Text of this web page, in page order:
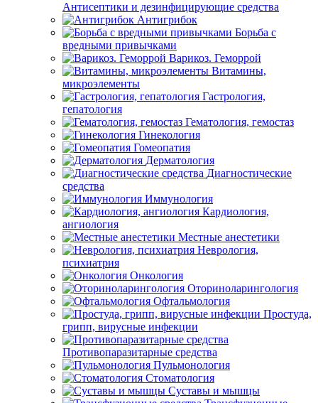
Антисептики и дезинфицирующие средства
Антигрибок
Борьба с
вредными привычками
Варикоз. Геморрой
Витамины,
микроэлементы
Гастрология,
гепатология
Гематология, гемостаз
Гинекология
Гомеопатия
Дерматология
Диагностические
средства
Иммунология
Кардиология,
ангиология
Местные анестетики
Неврология,
психиатрия
Онкология
Оториноларингология
Офтальмология
Простуда,
грипп, вирусные инфекции
Противопаразитарные средства
Пульмонология
Стоматология
Суставы и мышцы